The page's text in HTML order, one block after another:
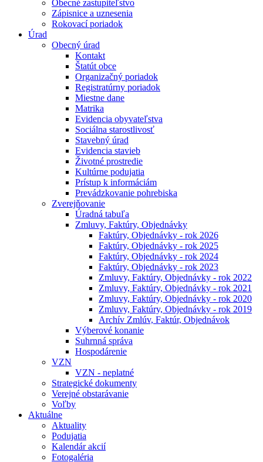
Obecné zastupiteľstvo
Zápisnice a uznesenia
Rokovací poriadok
Úrad
Obecný úrad
Kontakt
Štatút obce
Organizačný poriadok
Registratúrny poriadok
Miestne dane
Matrika
Evidencia obyvateľstva
Sociálna starostlivosť
Stavebný úrad
Evidencia stavieb
Životné prostredie
Kultúrne podujatia
Prístup k informáciám
Prevádzkovanie pohrebiska
Zverejňovanie
Úradná tabuľa
Zmluvy, Faktúry, Objednávky
Faktúry, Objednávky - rok 2026
Faktúry, Objednávky - rok 2025
Faktúry, Objednávky - rok 2024
Faktúry, Objednávky - rok 2023
Zmluvy, Faktúry, Objednávky - rok 2022
Zmluvy, Faktúry, Objednávky - rok 2021
Zmluvy, Faktúry, Objednávky - rok 2020
Zmluvy, Faktúry, Objednávky - rok 2019
Archív Zmlúv, Faktúr, Objednávok
Výberové konanie
Suhrnná správa
Hospodárenie
VZN
VZN - neplatné
Strategické dokumenty
Verejné obstarávanie
Voľby
Aktuálne
Aktuality
Podujatia
Kalendár akcií
Fotogaléria